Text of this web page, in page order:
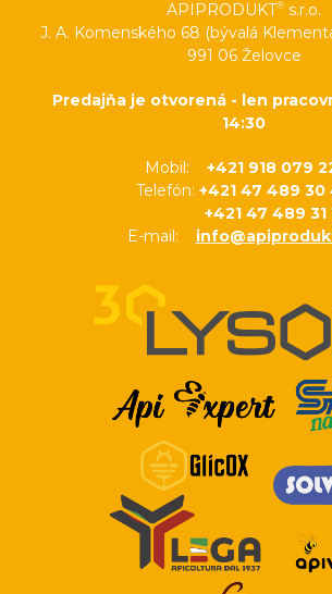
APIPRODUKT® s.r.o.
J. A. Komenského 68 (bývalá
991 06 Želovce
Predajňa je otvorená - len
14:30
Mobil: +421 918 079
Telefón: +421 47 489 30
+421 47 489 31
E-mail: